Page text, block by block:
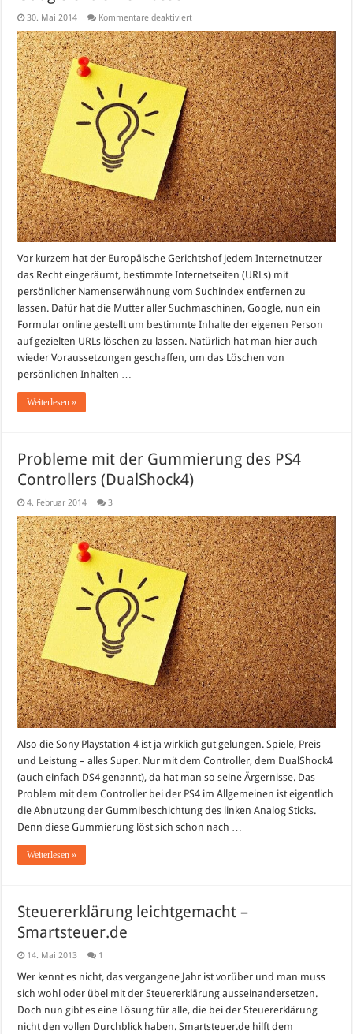
30. Mai 2014 Kommentare deaktiviertfür
Inhalte
(URLs
/
Name)
aus
Google
entfernen
lassen
Vor kurzem hat der Europäische Gerichtshof jedem Internetnutzer
das Recht eingeräumt, bestimmte Internetseiten (URLs) mit
persönlicher Namenserwähnung vom Suchindex entfernen zu
lassen. Dafür hat die Mutter aller Suchmaschinen, Google, nun ein
Formular online gestellt um bestimmte Inhalte der eigenen Person
auf gezielten URLs löschen zu lassen. Natürlich hat man hier auch
wieder Voraussetzungen geschaffen, um das Löschen von
persönlichen Inhalten …
Weiterlesen »
Probleme mit der Gummierung des PS4
Controllers (DualShock4)
4. Februar 2014 3
Also die Sony Playstation 4 ist ja wirklich gut gelungen. Spiele, Preis
und Leistung – alles Super. Nur mit dem Controller, dem DualShock4
(auch einfach DS4 genannt), da hat man so seine Ärgernisse. Das
Problem mit dem Controller bei der PS4 im Allgemeinen ist eigentlich
die Abnutzung der Gummibeschichtung des linken Analog Sticks.
Denn diese Gummierung löst sich schon nach …
Weiterlesen »
Steuererklärung leichtgemacht –
Smartsteuer.de
14. Mai 2013 1
Wer kennt es nicht, das vergangene Jahr ist vorüber und man muss
sich wohl oder übel mit der Steuererklärung ausseinandersetzen.
Doch nun gibt es eine Lösung für alle, die bei der Steuererklärung
nicht den vollen Durchblick haben. Smartsteuer.de hilft dem